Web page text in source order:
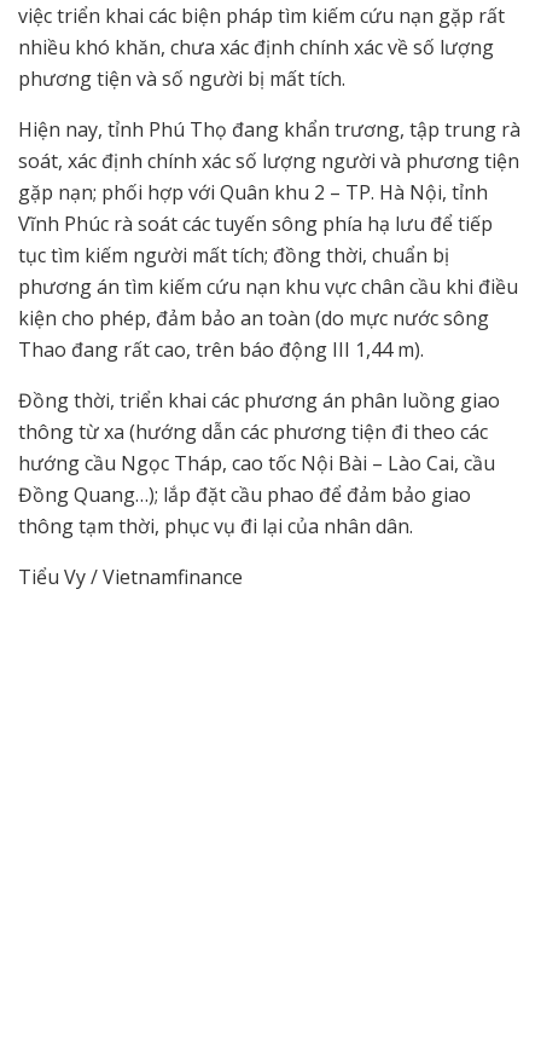
việc triển khai các biện pháp tìm kiếm cứu nạn gặp rất
nhiều khó khăn, chưa xác định chính xác về số lượng
phương tiện và số người bị mất tích.
Hiện nay, tỉnh Phú Thọ đang khẩn trương, tập trung rà
soát, xác định chính xác số lượng người và phương tiện
gặp nạn; phối hợp với Quân khu 2 – TP. Hà Nội, tỉnh
Vĩnh Phúc rà soát các tuyến sông phía hạ lưu để tiếp
tục tìm kiếm người mất tích; đồng thời, chuẩn bị
phương án tìm kiếm cứu nạn khu vực chân cầu khi điều
kiện cho phép, đảm bảo an toàn (do mực nước sông
Thao đang rất cao, trên báo động III 1,44 m).
Đồng thời, triển khai các phương án phân luồng giao
thông từ xa (hướng dẫn các phương tiện đi theo các
hướng cầu Ngọc Tháp, cao tốc Nội Bài – Lào Cai, cầu
Đồng Quang…); lắp đặt cầu phao để đảm bảo giao
thông tạm thời, phục vụ đi lại của nhân dân.
Tiểu Vy / Vietnamfinance